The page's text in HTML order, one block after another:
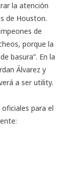
la atención
de Houston.
de
porque la
basura”. En la
Álvarez y
a ser utility.
para el